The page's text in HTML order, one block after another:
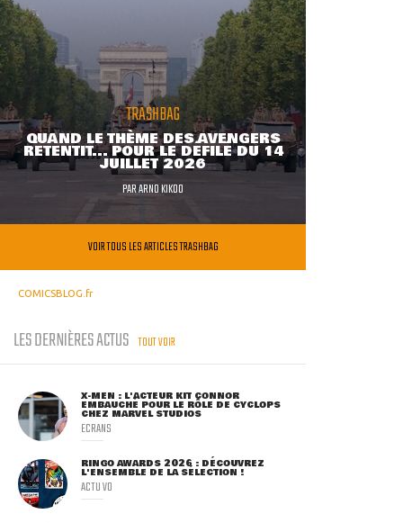
TRASHBAG
QUAND LE THÈME DES AVENGERS
RETENTIT... POUR LE DÉFILÉ DU 14
JUILLET 2026
PARARNO KIKOO
VOIR TOUS LES ARTICLES TRASHBAG
COMICSBLOG.fr
LES DERNIÈRES ACTUS TOUT VOIR
X-MEN : L'ACTEUR KIT CONNOR
EMBAUCHÉ POUR LE RÔLE DE CYCLOPS
CHEZ MARVEL STUDIOS
ECRANS
RINGO AWARDS 2026 : DÉCOUVREZ
L'ENSEMBLE DE LA SÉLECTION !
ACTU VO